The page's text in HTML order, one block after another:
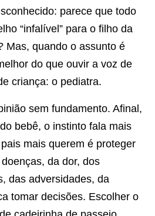
parece que todo
“infalível” para o filho da
Mas, quando o assunto é
do que ouvir a voz de
criança: o pediatra.
sem fundamento. Afinal,
bebê, o instinto fala mais
mais querem é proteger
da dor, dos
das adversidades, da
tomar decisões. Escolher o